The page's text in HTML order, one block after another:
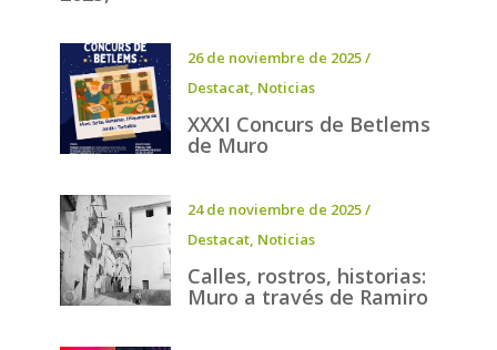
26 de noviembre de 2025/
Destacat, Noticias
XXXI Concurs de Betlems
de Muro
24 de noviembre de 2025/
Destacat, Noticias
Calles, rostros, historias:
Muro a través de Ramiro